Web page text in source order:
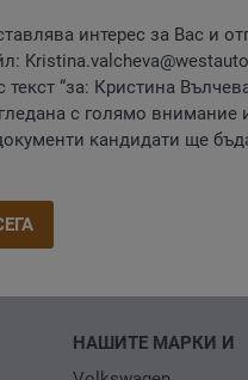
интерес за Вас и
“за: Кристина
с голямо
кандидати ще
НАШИТЕ МАРКИ И